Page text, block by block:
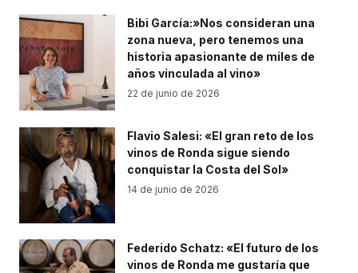
Bibi García:»Nos consideran una
zona nueva, pero tenemos una
historia apasionante de miles de
años vinculada al vino»
22 de junio de 2026
Flavio Salesi: «El gran reto de los
vinos de Ronda sigue siendo
conquistar la Costa del Sol»
14 de junio de 2026
Federido Schatz: «El futuro de los
vinos de Ronda me gustaría que